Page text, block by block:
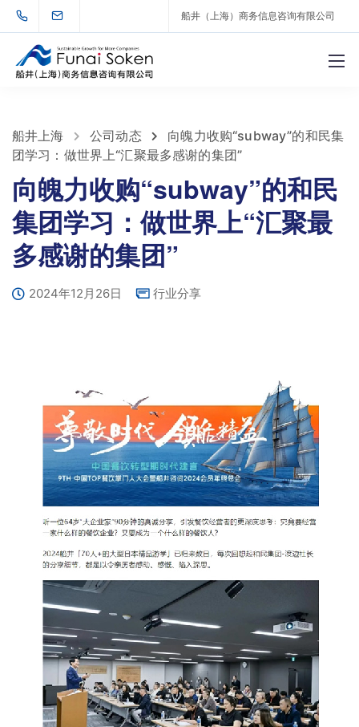
船井（上海）商务信息咨询有限公司
船井上海 公司动态
向魄力收购“subway”的和民集
团学习：做世界上“汇聚最多感谢的集团”
向魄力收购“subway”的和民
集团学习：做世界上“汇聚最
多感谢的集团”
2024年12月26日 行业分享